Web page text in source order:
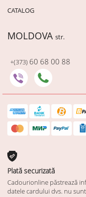
CATALOG
MOLDOVA str.
+(373) 60 68 00 88
Plată securizată
Cadourionline păstrează
datele cardului dvs. nu